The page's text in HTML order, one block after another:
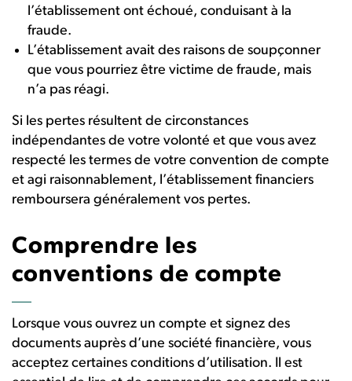
l’établissement ont échoué, conduisant à la
fraude.
L’établissement avait des raisons de soupçonner
que vous pourriez être victime de fraude, mais
n’a pas réagi.
Si les pertes résultent de circonstances
indépendantes de votre volonté et que vous avez
respecté les termes de votre convention de compte
et agi raisonnablement, l’établissement financiers
remboursera généralement vos pertes.
Comprendre les
conventions de compte
Lorsque vous ouvrez un compte et signez des
documents auprès d’une société financière, vous
acceptez certaines conditions d’utilisation. Il est